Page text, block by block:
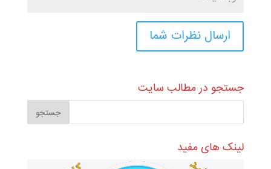
جستجو در مطالب سایت
لینک های مفید